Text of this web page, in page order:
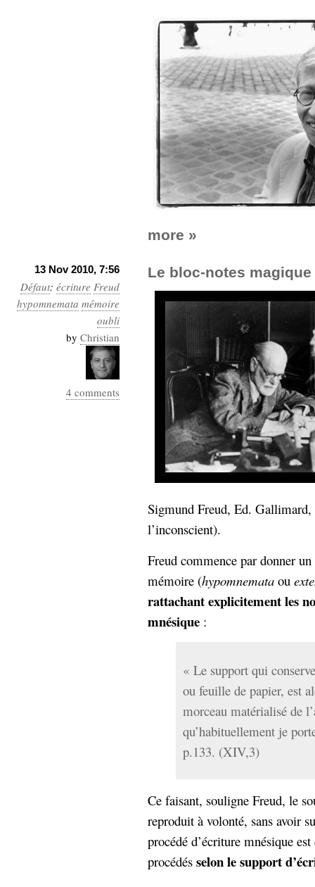
more »
13 Nov 2010, 7:56
Défaut: écriture Freud
hypomnemata mémoire
oubli
by Christian
4 comments
Le bloc-notes
Sigmund Freud, Ed. Gallimard,
l’inconscient).
Freud commence par donner
mémoire (hypomnemata ou
rattachant explicitement les
mnésique :
« Le support qui
ou feuille de papier, est
morceau matérialisé de
qu’habituellement je
p.133. (XIV,3)
Ce faisant, souligne Freud, le
reproduit à volonté, sans avoir
procédé d’écriture mnésique
procédés selon le support